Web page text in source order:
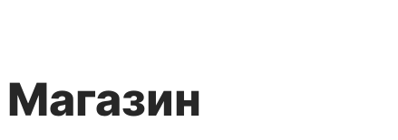
Магазин